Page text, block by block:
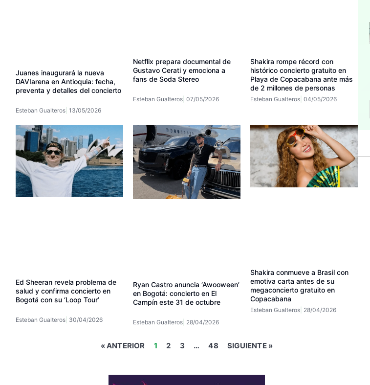
Juanes inaugurará la nueva
DAVIarena en Antioquia: fecha,
preventa y detalles del concierto
Esteban Gualteros 13/05/2026
Netflix prepara documental de
Gustavo Cerati y emociona a
fans de Soda Stereo
Esteban Gualteros 07/05/2026
Shakira rompe récord con
histórico concierto gratuito en
Playa de Copacabana ante más
de 2 millones de personas
Esteban Gualteros 04/05/2026
Ed Sheeran revela problema de
salud y confirma concierto en
Bogotá con su ‘Loop Tour’
Esteban Gualteros 30/04/2026
Ryan Castro anuncia ‘Awooween’
en Bogotá: concierto en El
Campín este 31 de octubre
Esteban Gualteros 28/04/2026
Shakira conmueve a Brasil con
emotiva carta antes de su
megaconcierto gratuito en
Copacabana
Esteban Gualteros 28/04/2026
« ANTERIOR 1 2 3 … 48 SIGUIENTE »